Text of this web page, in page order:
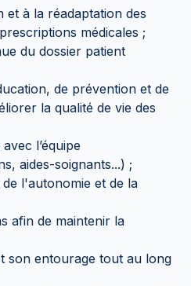
et à la réadaptation des
médicales ;
du dossier patient
de prévention et de
la qualité de vie des
l’équipe
aides-soignants...) ;
l'autonomie et de la
afin de maintenir la
son entourage tout au long